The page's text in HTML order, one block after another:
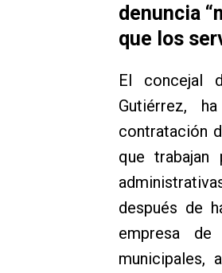
denuncia
que los
El concejal
Gutiérrez,
contratación
que trabajan
después de
empresa
municipales,